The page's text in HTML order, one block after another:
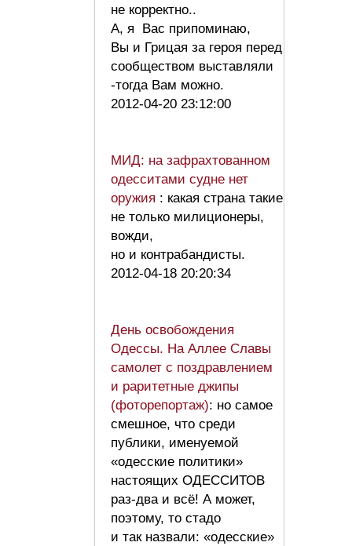
не корректно..
А, я Вас припоминаю,
Вы и Грицая за героя перед
сообществом выставляли
-тогда Вам можно.
2012-04-20 23:12:00
МИД: на зафрахтованном
одесситами судне нет
оружия : какая страна такие
не только милиционеры,
вожди,
но и контрабандисты.
2012-04-18 20:20:34
День освобождения
Одессы. На Аллее Славы
самолет с поздравлением
и раритетные джипы
(фоторепортаж): но самое
смешное, что среди
публики, именуемой
«одесские политики»
настоящих ОДЕССИТОВ
раз-два и всё! А может,
поэтому, то стадо
и так назвали: «одесские»